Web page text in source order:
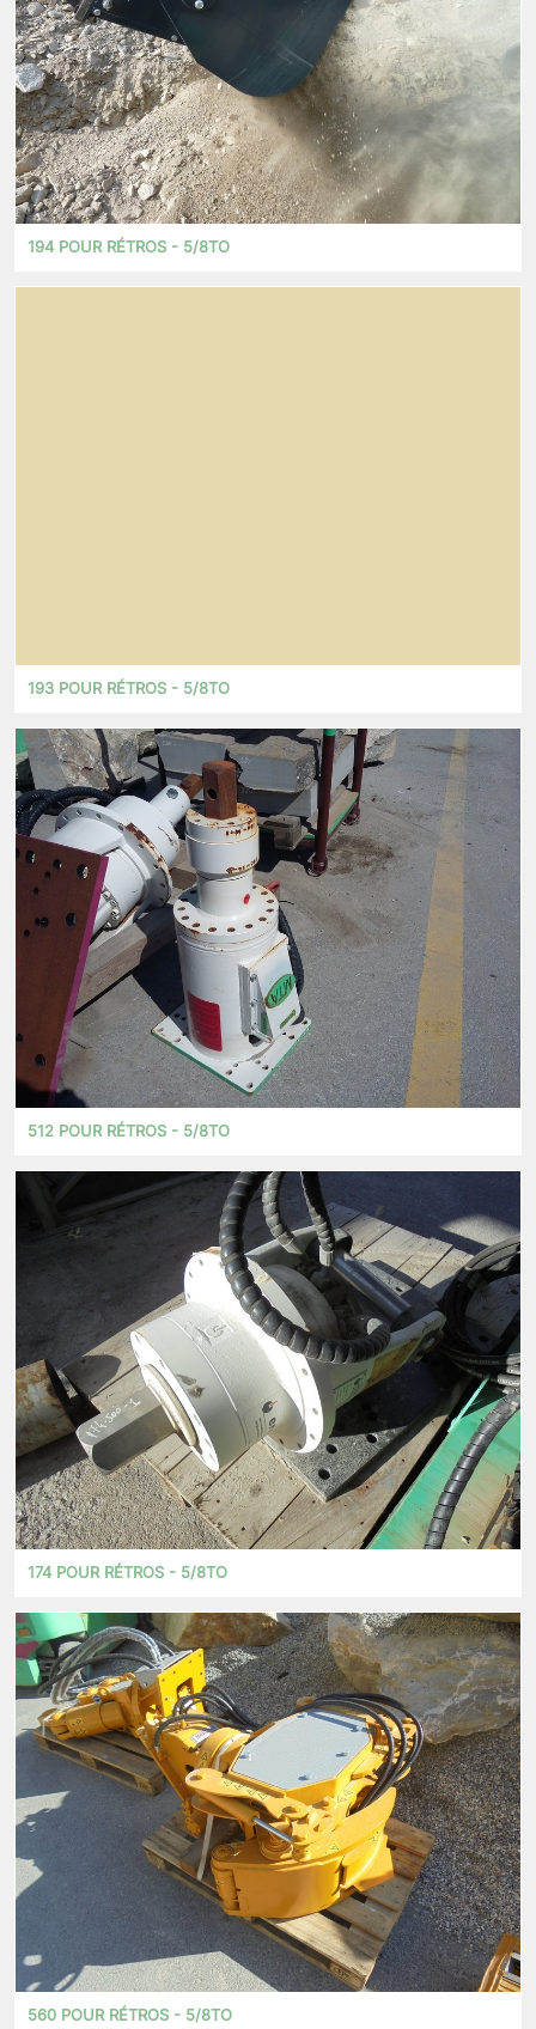
194 POUR RÉTROS - 5/8TO
193 POUR RÉTROS - 5/8TO
512 POUR RÉTROS - 5/8TO
174 POUR RÉTROS - 5/8TO
560 POUR RÉTROS - 5/8TO